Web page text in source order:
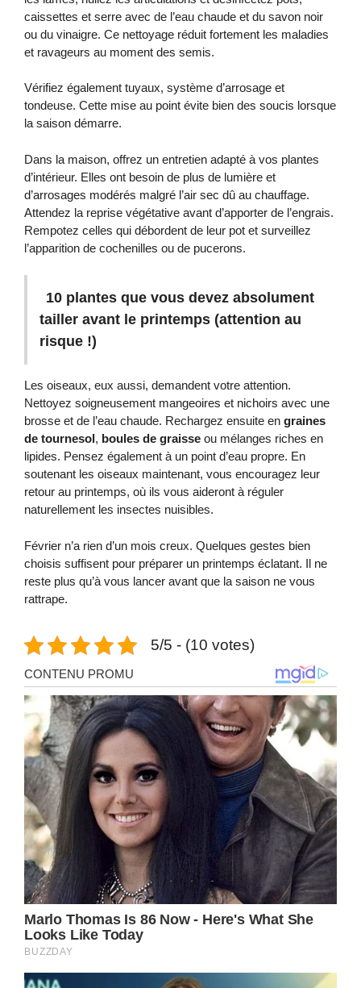
caissettes et serre avec de l’eau chaude et du savon noir
ou du vinaigre. Ce nettoyage réduit fortement les maladies
et ravageurs au moment des semis.
Vérifiez également tuyaux, système d’arrosage et
tondeuse. Cette mise au point évite bien des soucis lorsque
la saison démarre.
Dans la maison, offrez un entretien adapté à vos plantes
d’intérieur. Elles ont besoin de plus de lumière et
d’arrosages modérés malgré l’air sec dû au chauffage.
Attendez la reprise végétative avant d’apporter de l’engrais.
Rempotez celles qui débordent de leur pot et surveillez
l’apparition de cochenilles ou de pucerons.
10 plantes que vous devez absolument
tailler avant le printemps (attention au
risque !)
Les oiseaux, eux aussi, demandent votre attention.
Nettoyez soigneusement mangeoires et nichoirs avec une
brosse et de l’eau chaude. Rechargez ensuite en graines
de tournesol , boules de graisse ou mélanges riches en
lipides. Pensez également à un point d’eau propre. En
soutenant les oiseaux maintenant, vous encouragez leur
retour au printemps, où ils vous aideront à réguler
naturellement les insectes nuisibles.
Février n’a rien d’un mois creux. Quelques gestes bien
choisis suffisent pour préparer un printemps éclatant. Il ne
reste plus qu’à vous lancer avant que la saison ne vous
rattrape.
5/5 - (10 votes)